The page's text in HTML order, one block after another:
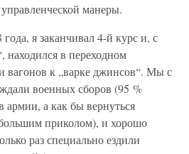
манеры.
я заканчивал 4-й курс и, с
находился в переходном
вагонов к „варке джинсов“. Мы с
военных сборов (95 %
а как бы вернуться
приколом), и хорошо
раз специально ездили